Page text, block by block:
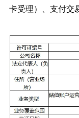
卡受理）、支付交